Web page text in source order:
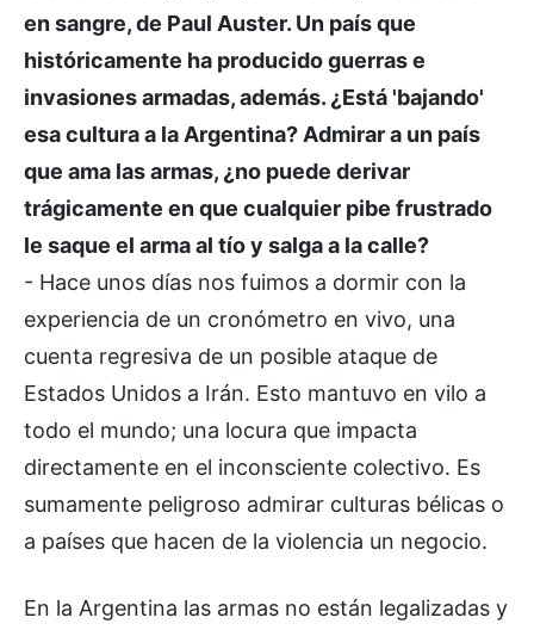
en sangre, de Paul Auster. Un país que
históricamente ha producido guerras e
invasiones armadas, además. ¿Está 'bajando'
esa cultura a la Argentina? Admirar a un país
que ama las armas, ¿no puede derivar
trágicamente en que cualquier pibe frustrado
le saque el arma al tío y salga a la calle?
- Hace unos días nos fuimos a dormir con la
experiencia de un cronómetro en vivo, una
cuenta regresiva de un posible ataque de
Estados Unidos a Irán. Esto mantuvo en vilo a
todo el mundo; una locura que impacta
directamente en el inconsciente colectivo. Es
sumamente peligroso admirar culturas bélicas o
a países que hacen de la violencia un negocio.
En la Argentina las armas no están legalizadas y